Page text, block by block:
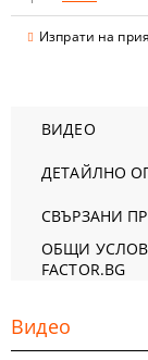
Изпрати на
ВИДЕО
ДЕТАЙЛНО
СВЪРЗАНИ
ОБЩИ
FACTOR.BG
Видео